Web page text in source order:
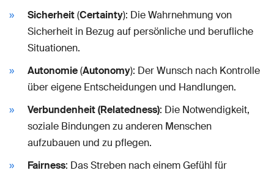
Sicherheit(Certainty): Die Wahrnehmung von
Sicherheit in Bezug auf persönliche und berufliche
Situationen.
Autonomie(Autonomy): Der Wunsch nach Kontrolle
über eigene Entscheidungen und Handlungen.
Verbundenheit(Relatedness): Die Notwendigkeit,
soziale Bindungen zu anderen Menschen
aufzubauen und zu pflegen.
Fairness: Das Streben nach einem Gefühl für